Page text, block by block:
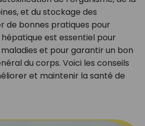
et du stockage des
de bonnes pratiques pour
est essentiel pour
et pour garantir un bon
du corps. Voici les conseils
et maintenir la santé de